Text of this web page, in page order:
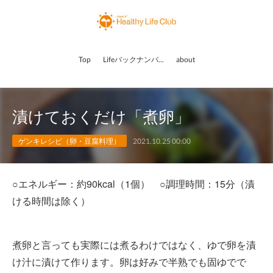
Top Lifeバックナンバー about
漬けておくだけ「煮卵」
ゲンキレシピ（卵・豆腐料理） 2021.10.25 00:00
○エネルギー：約90kcal（1個） ○調理時間：15分（漬
ける時間は除く）
煮卵と言っても実際には煮るわけではなく、ゆで卵を漬
け汁に漬けて作ります。卵は好みで半熟でも固ゆでで